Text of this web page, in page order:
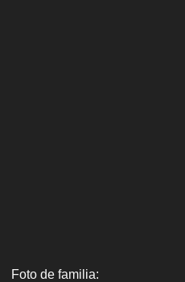
Foto de familia: